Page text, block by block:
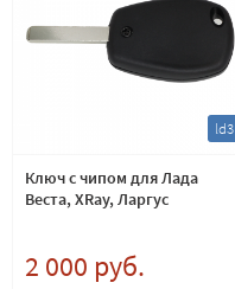
ld3
Ключ с чипом для Лада
Веста, XRay, Ларгус
2 000 руб.